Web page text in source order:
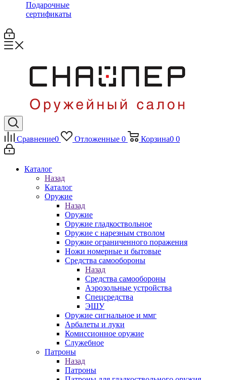
Подарочные
сертификаты
Сравнение0 Отложенные 0 Корзина0 0
Каталог
Назад
Каталог
Оружие
Назад
Оружие
Оружие гладкоствольное
Оружие с нарезным стволом
Оружие ограниченного поражения
Ножи номерные и бытовые
Средства самообороны
Назад
Средства самообороны
Аэрозольные устройства
Спецсредства
ЭШУ
Оружие сигнальное и ммг
Арбалеты и луки
Комиссионное оружие
Служебное
Патроны
Назад
Патроны